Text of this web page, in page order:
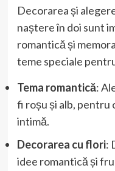
Decorarea și
naștere în doi sunt
romantică și
teme speciale
Tema romantică:
fi roșu și alb, pentru
intimă.
Decorarea cu flori:
idee romantică și